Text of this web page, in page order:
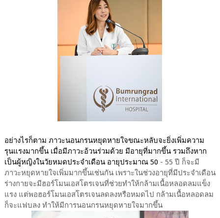
อย่างไรก็ตาม ภาวะนอนกรนหยุดหายใจขณะหลับจะยิ่งเพิ่มความ
รุนแรงมากขึ้น เมื่อมีภาวะอ้วนร่วมด้วย มีอายุที่มากขึ้น รวมถึงหาก
เป็นผู้หญิงในวัยหมดประจำเดือน อายุประมาณ 50 - 55 ปี ก็จะมี
ภาวะหยุดหายใจเพิ่มมากขึ้นเช่นกัน เพราะในช่วงอายุที่มีประจำเดือน
ร่างกายจะมีฮอร์โมนเอสโตรเจนที่ช่วยทำให้กล้ามเนื้อหลอดลมแข็ง
แรง แต่พอฮอร์โมนเอสโตรเจนลดลงหรือหมดไป กล้ามเนื้อหลอดลม
ก็จะแฟบลง ทำให้มีการนอนกรนหยุดหายใจมากขึ้น